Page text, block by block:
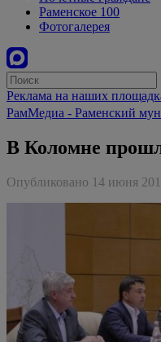
Раменское 100
Фотогалерея
Реклама на наших
РамМедиа - Раменский
В Коломне
Опубликовано 14 июня